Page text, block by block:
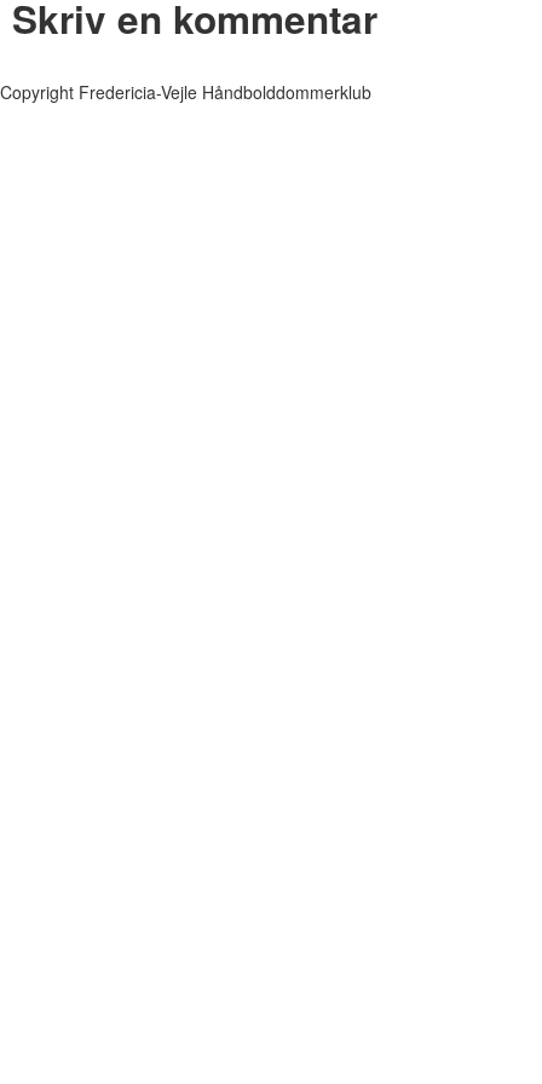
Skriv en kommentar
Copyright Fredericia-Vejle Håndbolddommerklub